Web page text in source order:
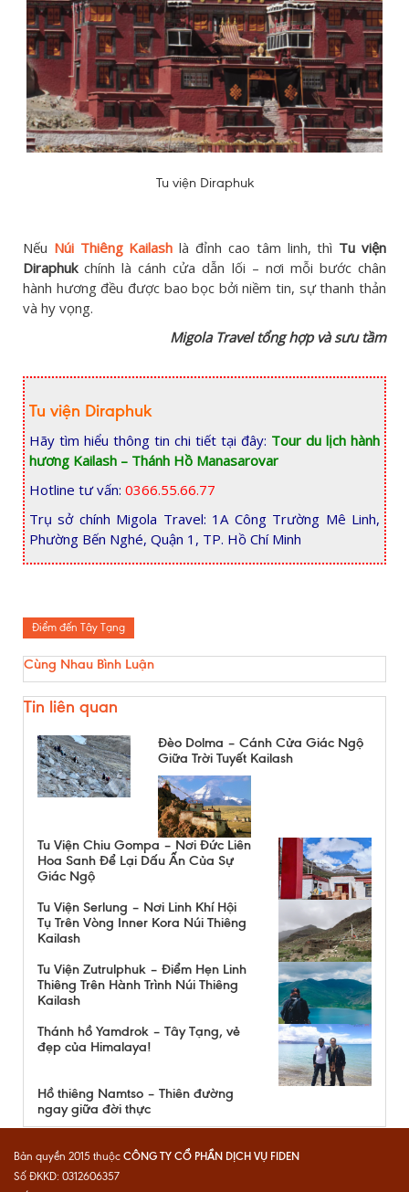
Tu viện Diraphuk
Nếu Núi Thiêng Kailash là đỉnh cao tâm linh, thì Tu viện
Diraphukchính là cánh cửa dẫn lối – nơi mỗi bước chân
hành hương đều được bao bọc bởi niềm tin, sự thanh thản
và hy vọng.
Migola Travel tổng hợp và sưu tầm
Tu viện Diraphuk
Hãy tìm hiểu thông tin chi tiết tại đây: Tour du lịch hành
hương Kailash – Thánh Hồ Manasarovar
Hotline tư vấn: 0366.55.66.77
Trụ sở chính Migola Travel: 1A Công Trường Mê Linh,
Phường Bến Nghé, Quận 1, TP. Hồ Chí Minh
Điểm đến Tây Tạng
Cùng Nhau Bình Luận
Tin liên quan
Đèo Dolma – Cánh Cửa Giác Ngộ
Giữa Trời Tuyết Kailash
Tu Viện Chiu Gompa – Nơi Đức Liên
Hoa Sanh Để Lại Dấu Ấn Của Sự
Giác Ngộ
Tu Viện Serlung – Nơi Linh Khí Hội
Tụ Trên Vòng Inner Kora Núi Thiêng
Kailash
Tu Viện Zutrulphuk – Điểm Hẹn Linh
Thiêng Trên Hành Trình Núi Thiêng
Kailash
Thánh hồ Yamdrok – Tây Tạng, vẻ
đẹp của Himalaya!
Hồ thiêng Namtso – Thiên đường
ngay giữa đời thực
Bản quyền 2015 thuộc CÔNG TY CỔ PHẦN DỊCH VỤ FIDEN
Số ĐKKD: 0312606357